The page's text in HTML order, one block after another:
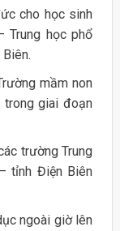
cho học sinh
Trung học phổ
mầm non
trong giai đoạn
trường Trung
tỉnh Điện Biên
ngoài giờ lên